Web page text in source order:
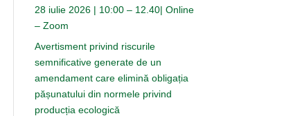
28 iulie 2026 | 10:00 – 12.40| Online
– Zoom
Avertisment privind riscurile
semnificative generate de un
amendament care elimină obligația
pășunatului din normele privind
producția ecologică